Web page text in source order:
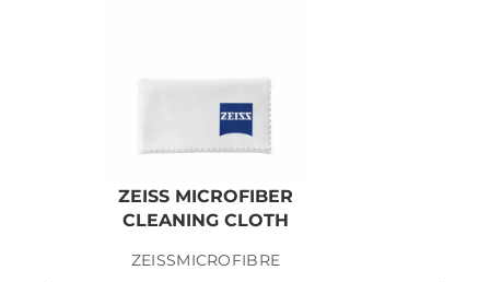
ZEISS MICROFIBER
CLEANING CLOTH
ZEISSMICROFIBRE